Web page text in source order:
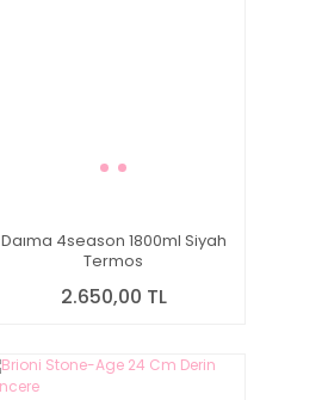
Daıma 4season 1800ml Siyah
Termos
2.650,00 TL